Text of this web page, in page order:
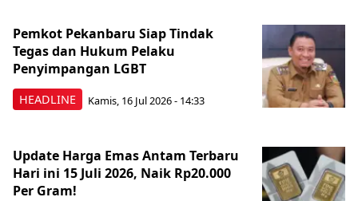
HEADLINE
Pemkot Pekanbaru Siap Tindak
Tegas dan Hukum Pelaku
Penyimpangan LGBT
Kamis, 16 Jul 2026 - 14:33
Update Harga Emas Antam Terbaru
Hari ini 15 Juli 2026, Naik Rp20.000
Per Gram!